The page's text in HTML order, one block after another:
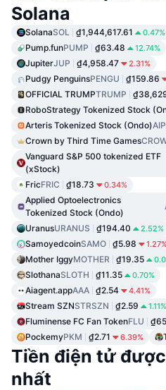
Solana
SolanaSOL ₫1,944,617.61 0.47%
Pump.funPUMP ₫63.48 12.74%
JupiterJUP ₫4,958.47 2.31%
Pudgy PenguinsPENGU ₫159.86
OFFICIAL TRUMPTRUMP
RoboStrategy Tokenized Stock
Arteris Tokenized Stock (Ondo)
Crown by Third Time Games
Vanguard S&P 500 tokenized ETF
(xStock)
FricFRIC ₫18.73 0.34%
Applied Optoelectronics
Tokenized Stock (Ondo)
UranusURANUS ₫194.40 2.52%
SamoyedcoinSAMO ₫5.98
Mother IggyMOTHER ₫19.35
SlothanaSLOTH ₫11.35 0.70%
Aiagent.appAAA ₫2.54 4.41%
Stream SZNSTRSZN ₫2.59 1.11%
Fluminense FC Fan TokenFLU
PockemyPKM ₫2.71 6.39%
Tiền điện tử
nhất